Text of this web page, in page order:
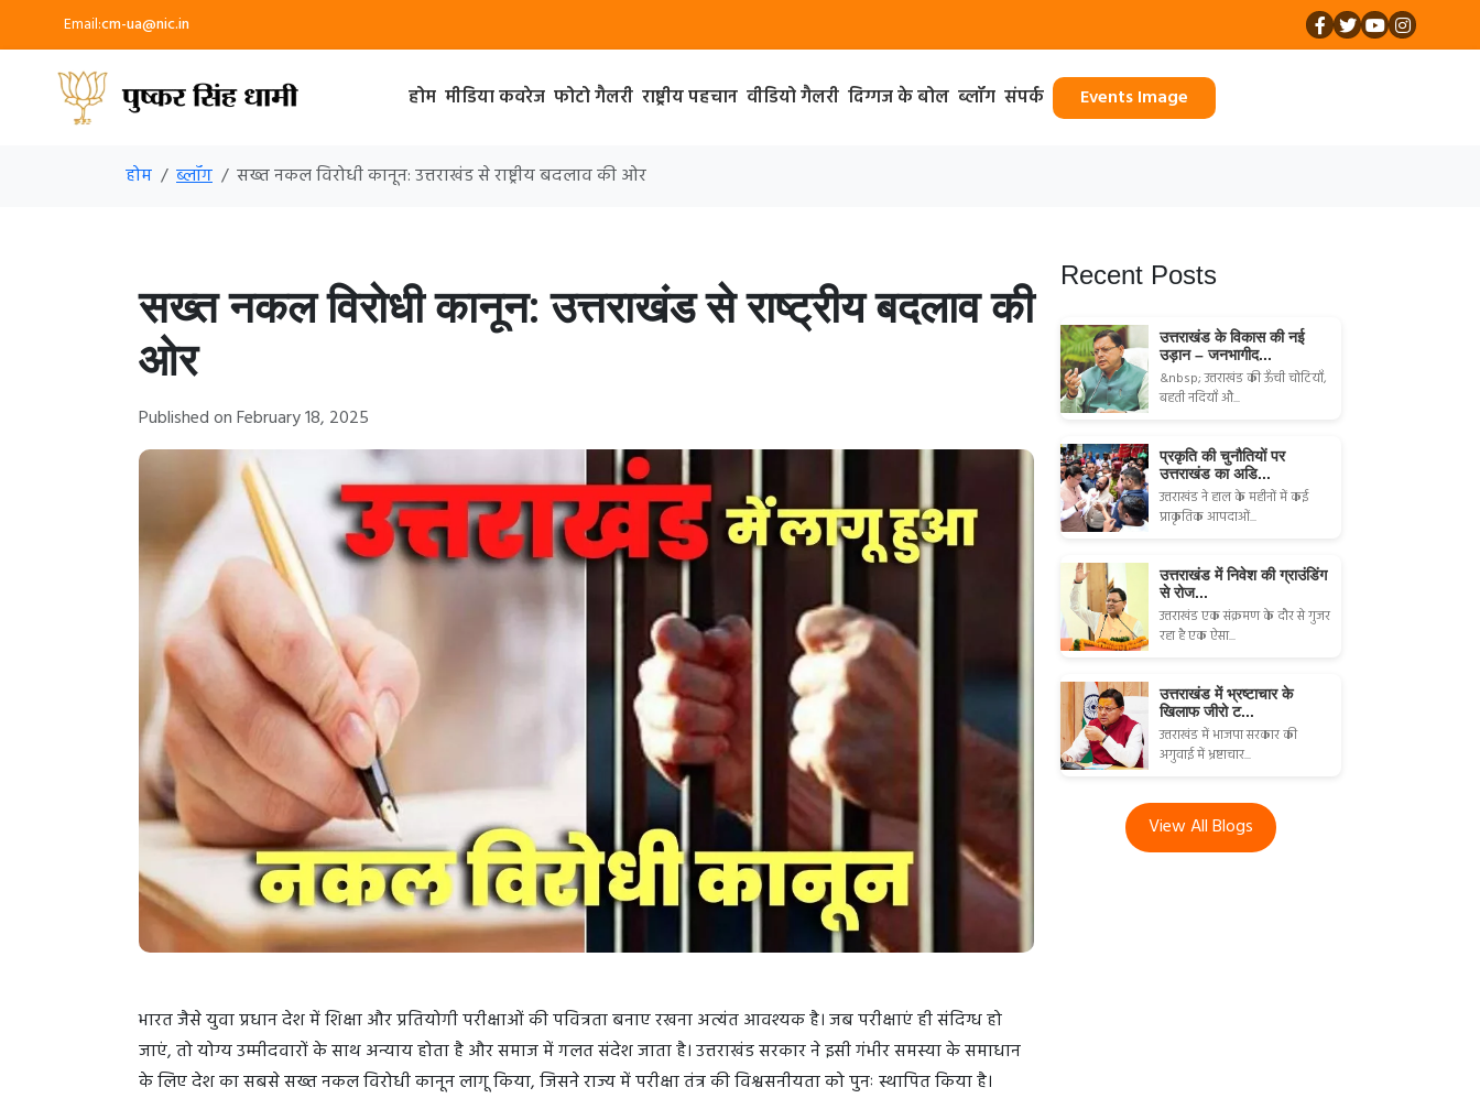
Email:cm-ua@nic.in
होम मीडिया कवरेज फोटो गैलरी राष्ट्रीय पहचान वीडियो गैलरी दिग्गज के बोल ब्लॉग संपर्क Events Image
होम ब्लॉग सख्त नकल विरोधी कानून: उत्तराखंड से राष्ट्रीय बदलाव की ओर
सख्त नकल विरोधी कानून: उत्तराखंड से राष्ट्रीय बदलाव की
ओर
Published on February 18, 2025
भारत जैसे युवा प्रधान देश में शिक्षा और प्रतियोगी परीक्षाओं की पवित्रता बनाए रखना अत्यंत आवश्यक है। जब परीक्षाएं ही संदिग्ध हो
जाएं, तो योग्य उम्मीदवारों के साथ अन्याय होता है और समाज में गलत संदेश जाता है। उत्तराखंड सरकार ने इसी गंभीर समस्या के समाधान
के लिए देश का सबसे सख्त नकल विरोधी कानून लागू किया, जिसने राज्य में परीक्षा तंत्र की विश्वसनीयता को पुनः स्थापित किया है।
Recent Posts
उत्तराखंड के विकास की नई
उड़ान – जनभागीद...
&nbsp; उत्तराखंड की ऊँची चोटियाँ,
बहती नदियाँ औ...
प्रकृति की चुनौतियों पर
उत्तराखंड का अडि...
उत्तराखंड ने हाल के महीनों में कई
प्राकृतिक आपदाओं...
उत्तराखंड में निवेश की ग्राउंडिंग
से रोज...
उत्तराखंड एक संक्रमण के दौर से गुजर
रहा है एक ऐसा...
उत्तराखंड में भ्रष्टाचार के
खिलाफ जीरो ट...
उत्तराखंड में भाजपा सरकार की
अगुवाई में भ्रष्टाचार...
View All Blogs